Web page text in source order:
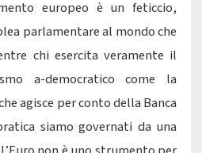
europeo è un feticcio,
parlamentare al mondo che
chi esercita veramente il
a-democratico come la
agisce per conto della Banca
siamo governati da una